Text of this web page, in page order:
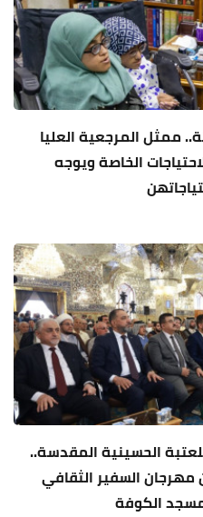
ممثل المرجعية العليا
الخاصة ويوجه
الحسينية المقدسة..
الدورة (13) من مهرجان السفير الثقافي